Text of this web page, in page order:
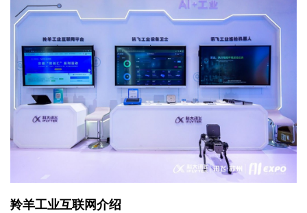
疗
智
能
驾
慧
市
羚羊工业互联网介绍